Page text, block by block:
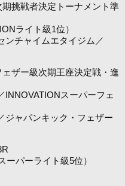
挑戦者決定トーナメント準
ライト級1位）
ンチャイムエタイジム／
ザー級次期王座決定戦・進
スーパーフェ
ジャパンキック・フェザー
ーパーライト級5位）